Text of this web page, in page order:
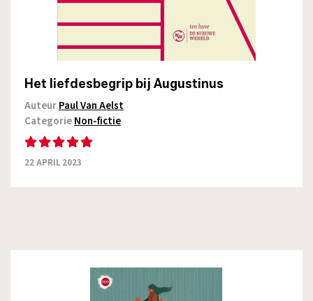
Het liefdesbegrip bij Augustinus
AuteurPaul Van Aelst
CategorieNon-fictie
22 APRIL 2023